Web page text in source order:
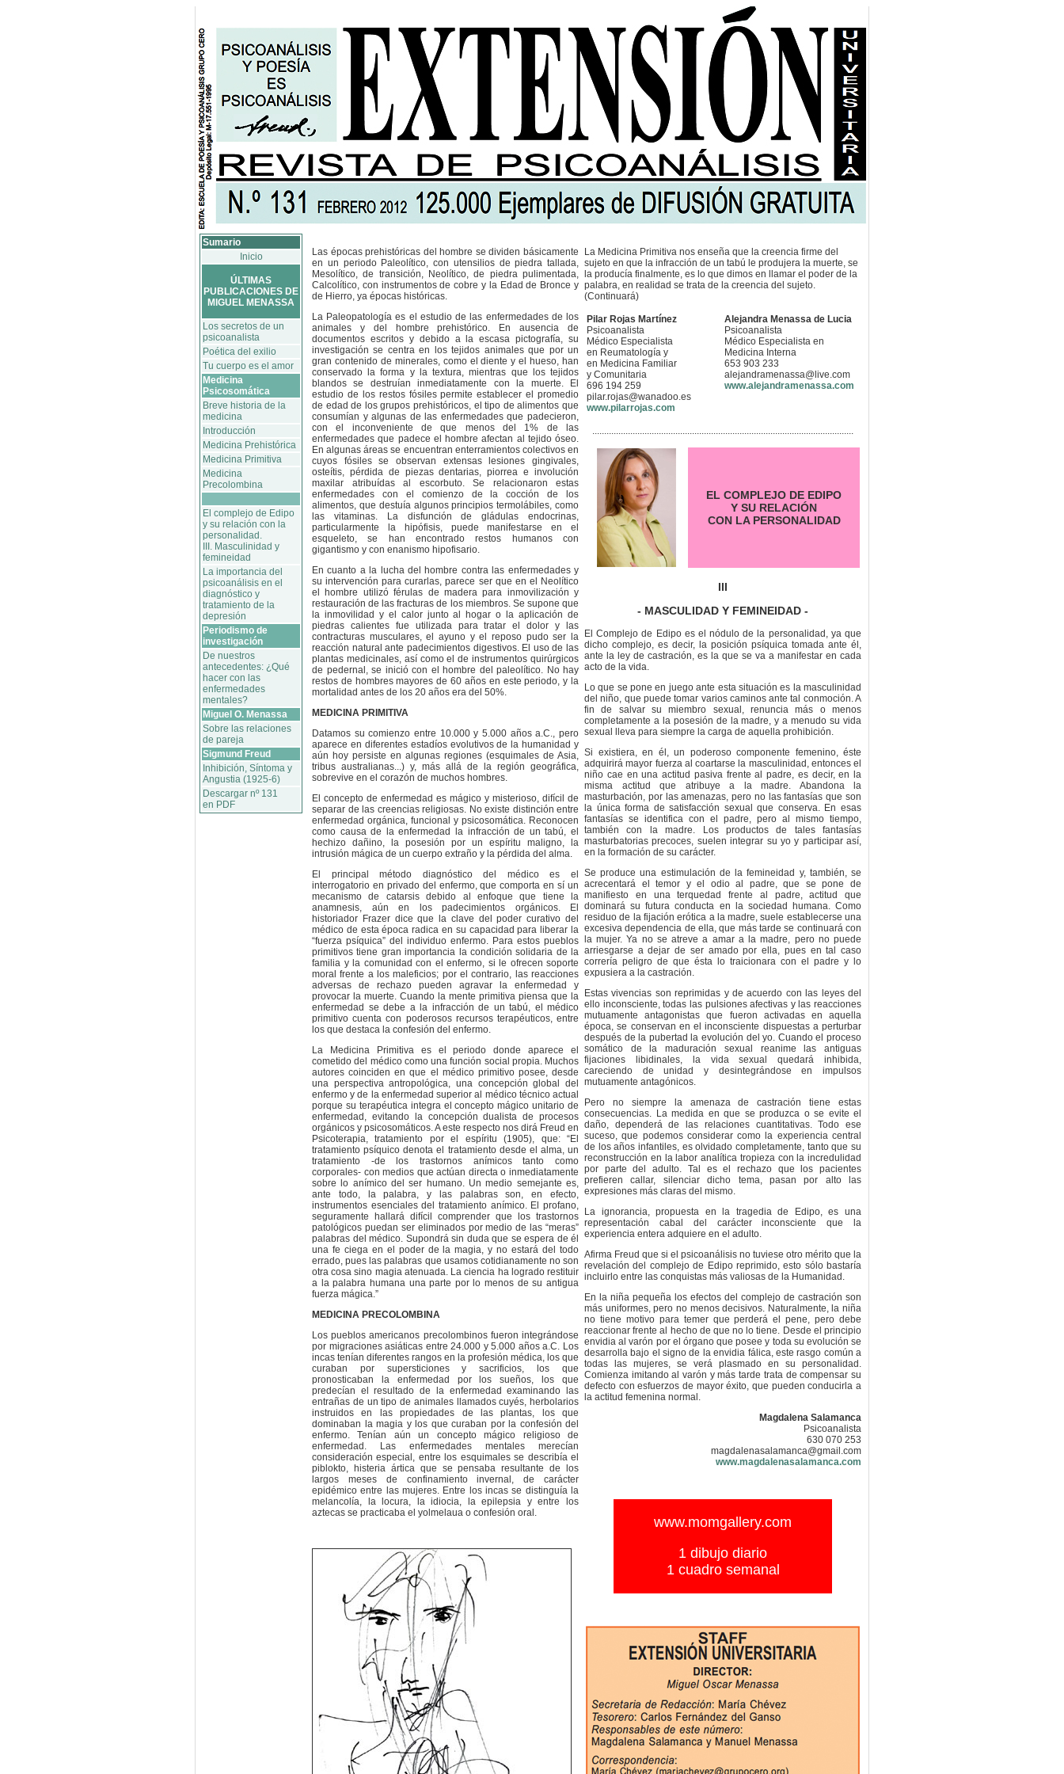
Sumario
Inicio
ÚLTIMAS
PUBLICACIONES DE
MIGUEL MENASSA
Los secretos de un
psicoanalista
Poética del exilio
Tu cuerpo es el amor
Medicina
Psicosomática
Breve historia de la
medicina
Introducción
Medicina Prehistórica
Medicina Primitiva
Medicina
Precolombina
El complejo de Edipo
y su relación con la
personalidad.
III. Masculinidad y
femineidad
La importancia del
psicoanálisis en el
diagnóstico y
tratamiento de la
depresión
Periodismo de
investigación
De nuestros
antecedentes: ¿Qué
hacer con las
enfermedades
mentales?
Miguel O. Menassa
Sobre las relaciones
de pareja
Sigmund Freud
Inhibición, Síntoma y
Angustia (1925-6)
Descargar nº 131
en PDF
Las épocas prehistóricas del hombre se dividen básicamente
en un periodo Paleolítico, con utensilios de piedra tallada,
Mesolítico, de transición, Neolítico, de piedra pulimentada,
Calcolítico, con instrumentos de cobre y la Edad de Bronce y
de Hierro, ya épocas históricas.
La Paleopatología es el estudio de las enfermedades de los
animales y del hombre prehistórico. En ausencia de
documentos escritos y debido a la escasa pictografía, su
investigación se centra en los tejidos animales que por un
gran contenido de minerales, como el diente y el hueso, han
conservado la forma y la textura, mientras que los tejidos
blandos se destruían inmediatamente con la muerte. El
estudio de los restos fósiles permite establecer el promedio
de edad de los grupos prehistóricos, el tipo de alimentos que
consumían y algunas de las enfermedades que padecieron,
con el inconveniente de que menos del 1% de las
enfermedades que padece el hombre afectan al tejido óseo.
En algunas áreas se encuentran enterramientos colectivos en
cuyos fósiles se observan extensas lesiones gingivales,
osteítis, pérdida de piezas dentarias, piorrea e involución
maxilar atribuídas al escorbuto. Se relacionaron estas
enfermedades con el comienzo de la cocción de los
alimentos, que destuía algunos principios termolábiles, como
las vitaminas. La disfunción de gládulas endocrinas,
particularmente la hipófisis, puede manifestarse en el
esqueleto, se han encontrado restos humanos con
gigantismo y con enanismo hipofisario.
En cuanto a la lucha del hombre contra las enfermedades y
su intervención para curarlas, parece ser que en el Neolítico
el hombre utilizó férulas de madera para inmovilización y
restauración de las fracturas de los miembros. Se supone que
la inmovilidad y el calor junto al hogar o la aplicación de
piedras calientes fue utilizada para tratar el dolor y las
contracturas musculares, el ayuno y el reposo pudo ser la
reacción natural ante padecimientos digestivos. El uso de las
plantas medicinales, así como el de instrumentos quirúrgicos
de pedernal, se inició con el hombre del paleolítico. No hay
restos de hombres mayores de 60 años en este periodo, y la
mortalidad antes de los 20 años era del 50%.
MEDICINA PRIMITIVA
Datamos su comienzo entre 10.000 y 5.000 años a.C., pero
aparece en diferentes estadíos evolutivos de la humanidad y
aún hoy persiste en algunas regiones (esquimales de Asia,
tribus australianas...) y, más allá de la región geográfica,
sobrevive en el corazón de muchos hombres.
El concepto de enfermedad es mágico y misterioso, difícil de
separar de las creencias religiosas. No existe distinción entre
enfermedad orgánica, funcional y psicosomática. Reconocen
como causa de la enfermedad la infracción de un tabú, el
hechizo dañino, la posesión por un espíritu maligno, la
intrusión mágica de un cuerpo extraño y la pérdida del alma.
El principal método diagnóstico del médico es el
interrogatorio en privado del enfermo, que comporta en sí un
mecanismo de catarsis debido al enfoque que tiene la
anamnesis, aún en los padecimientos orgánicos. El
historiador Frazer dice que la clave del poder curativo del
médico de esta época radica en su capacidad para liberar la
“fuerza psíquica” del individuo enfermo. Para estos pueblos
primitivos tiene gran importancia la condición solidaria de la
familia y la comunidad con el enfermo, si le ofrecen soporte
moral frente a los maleficios; por el contrario, las reacciones
adversas de rechazo pueden agravar la enfermedad y
provocar la muerte. Cuando la mente primitiva piensa que la
enfermedad se debe a la infracción de un tabú, el médico
primitivo cuenta con poderosos recursos terapéuticos, entre
los que destaca la confesión del enfermo.
La Medicina Primitiva es el periodo donde aparece el
cometido del médico como una función social propia. Muchos
autores coinciden en que el médico primitivo posee, desde
una perspectiva antropológica, una concepción global del
enfermo y de la enfermedad superior al médico técnico actual
porque su terapéutica integra el concepto mágico unitario de
enfermedad, evitando la concepción dualista de procesos
orgánicos y psicosomáticos. A este respecto nos dirá Freud en
Psicoterapia, tratamiento por el espíritu (1905), que: “El
tratamiento psíquico denota el tratamiento desde el alma, un
tratamiento -de los trastornos anímicos tanto como
corporales- con medios que actúan directa o inmediatamente
sobre lo anímico del ser humano. Un medio semejante es,
ante todo, la palabra, y las palabras son, en efecto,
instrumentos esenciales del tratamiento anímico. El profano,
seguramente hallará difícil comprender que los trastornos
patológicos puedan ser eliminados por medio de las “meras”
palabras del médico. Supondrá sin duda que se espera de él
una fe ciega en el poder de la magia, y no estará del todo
errado, pues las palabras que usamos cotidianamente no son
otra cosa sino magia atenuada. La ciencia ha logrado restituir
a la palabra humana una parte por lo menos de su antigua
fuerza mágica.”
MEDICINA PRECOLOMBINA
Los pueblos americanos precolombinos fueron integrándose
por migraciones asiáticas entre 24.000 y 5.000 años a.C. Los
incas tenían diferentes rangos en la profesión médica, los que
curaban por supersticiones y sacrificios, los que
pronosticaban la enfermedad por los sueños, los que
predecían el resultado de la enfermedad examinando las
entrañas de un tipo de animales llamados cuyés, herbolarios
instruidos en las propiedades de las plantas, los que
dominaban la magia y los que curaban por la confesión del
enfermo. Tenían aún un concepto mágico religioso de
enfermedad. Las enfermedades mentales merecían
consideración especial, entre los esquimales se describía el
piblokto, histeria ártica que se pensaba resultante de los
largos meses de confinamiento invernal, de carácter
epidémico entre las mujeres. Entre los incas se distinguía la
melancolía, la locura, la idiocia, la epilepsia y entre los
aztecas se practicaba el yolmelaua o confesión oral.
La Medicina Primitiva nos enseña que la creencia firme del
sujeto en que la infracción de un tabú le produjera la muerte, se
la producía finalmente, es lo que dimos en llamar el poder de la
palabra, en realidad se trata de la creencia del sujeto.
(Continuará)
Pilar Rojas Martínez
Psicoanalista
Médico Especialista
en Reumatología y
en Medicina Familiar
y Comunitaria
696 194 259
pilar.rojas@wanadoo.es
www.pilarrojas.com
Alejandra Menassa de Lucia
Psicoanalista
Médico Especialista en
Medicina Interna
653 903 233
alejandramenassa@live.com
www.alejandramenassa.com
..............................................................................................................
EL COMPLEJO DE EDIPO
Y SU RELACIÓN
CON LA PERSONALIDAD
III
- MASCULIDAD Y FEMINEIDAD -
El Complejo de Edipo es el nódulo de la personalidad, ya que
dicho complejo, es decir, la posición psíquica tomada ante él,
ante la ley de castración, es la que se va a manifestar en cada
acto de la vida.
Lo que se pone en juego ante esta situación es la masculinidad
del niño, que puede tomar varios caminos ante tal conmoción. A
fin de salvar su miembro sexual, renuncia más o menos
completamente a la posesión de la madre, y a menudo su vida
sexual lleva para siempre la carga de aquella prohibición.
Si existiera, en él, un poderoso componente femenino, éste
adquirirá mayor fuerza al coartarse la masculinidad, entonces el
niño cae en una actitud pasiva frente al padre, es decir, en la
misma actitud que atribuye a la madre. Abandona la
masturbación, por las amenazas, pero no las fantasías que son
la única forma de satisfacción sexual que conserva. En esas
fantasías se identifica con el padre, pero al mismo tiempo,
también con la madre. Los productos de tales fantasías
masturbatorias precoces, suelen integrar su yo y participar así,
en la formación de su carácter.
Se produce una estimulación de la femineidad y, también, se
acrecentará el temor y el odio al padre, que se pone de
manifiesto en una terquedad frente al padre, actitud que
dominará su futura conducta en la sociedad humana. Como
residuo de la fijación erótica a la madre, suele establecerse una
excesiva dependencia de ella, que más tarde se continuará con
la mujer. Ya no se atreve a amar a la madre, pero no puede
arriesgarse a dejar de ser amado por ella, pues en tal caso
correría peligro de que ésta lo traicionara con el padre y lo
expusiera a la castración.
Estas vivencias son reprimidas y de acuerdo con las leyes del
ello inconsciente, todas las pulsiones afectivas y las reacciones
mutuamente antagonistas que fueron activadas en aquella
época, se conservan en el inconsciente dispuestas a perturbar
después de la pubertad la evolución del yo. Cuando el proceso
somático de la maduración sexual reanime las antiguas
fijaciones libidinales, la vida sexual quedará inhibida,
careciendo de unidad y desintegrándose en impulsos
mutuamente antagónicos.
Pero no siempre la amenaza de castración tiene estas
consecuencias. La medida en que se produzca o se evite el
daño, dependerá de las relaciones cuantitativas. Todo ese
suceso, que podemos considerar como la experiencia central
de los años infantiles, es olvidado completamente, tanto que su
reconstrucción en la labor analítica tropieza con la incredulidad
por parte del adulto. Tal es el rechazo que los pacientes
prefieren callar, silenciar dicho tema, pasan por alto las
expresiones más claras del mismo.
La ignorancia, propuesta en la tragedia de Edipo, es una
representación cabal del carácter inconsciente que la
experiencia entera adquiere en el adulto.
Afirma Freud que si el psicoanálisis no tuviese otro mérito que la
revelación del complejo de Edipo reprimido, esto sólo bastaría
incluirlo entre las conquistas más valiosas de la Humanidad.
En la niña pequeña los efectos del complejo de castración son
más uniformes, pero no menos decisivos. Naturalmente, la niña
no tiene motivo para temer que perderá el pene, pero debe
reaccionar frente al hecho de que no lo tiene. Desde el principio
envidia al varón por el órgano que posee y toda su evolución se
desarrolla bajo el signo de la envidia fálica, este rasgo común a
todas las mujeres, se verá plasmado en su personalidad.
Comienza imitando al varón y más tarde trata de compensar su
defecto con esfuerzos de mayor éxito, que pueden conducirla a
la actitud femenina normal.
Magdalena Salamanca
Psicoanalista
630 070 253
magdalenasalamanca@gmail.com
www.magdalenasalamanca.com
www.momgallery.com
1 dibujo diario
1 cuadro semanal